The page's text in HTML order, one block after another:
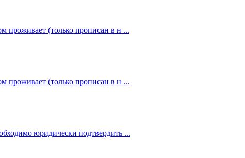
проживает (только прописан в н ...
проживает (только прописан в н ...
юридически подтвердить ...